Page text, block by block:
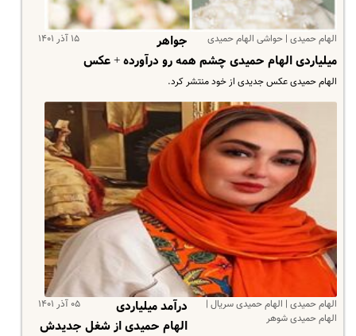
الهام حمیدی | حواشی الهام حمیدی ۱۵ آذر ۱۴۰۱
جواهر
میلیاردی الهام حمیدی چشم همه رو درآورده + عکس
الهام حمیدی عکس جدیدی از خود منتشر کرد.
الهام حمیدی | الهام حمیدی سریال |
الهام حمیدی شوهر
۰۵ آذر ۱۴۰۱
درآمد میلیاردی
الهام حمیدی از شغل جدیدش